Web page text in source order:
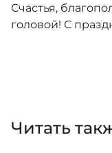
Счастья,
головой! С
Читать